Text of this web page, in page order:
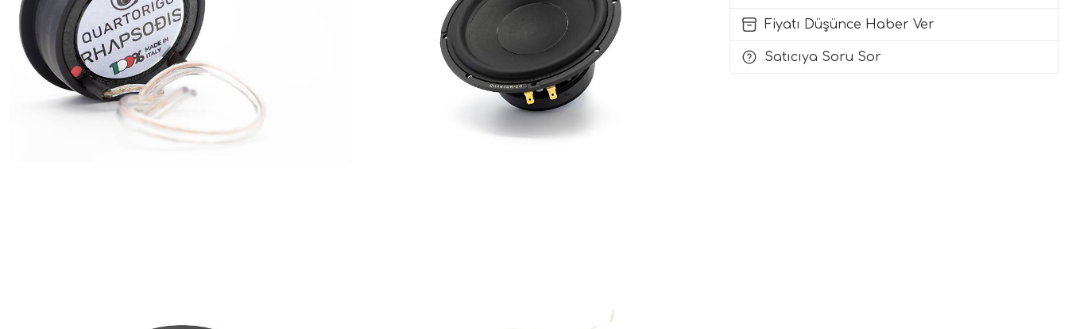
Fiyatı Düşünce Haber Ver
Satıcıya Soru Sor